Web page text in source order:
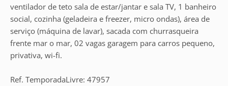
ventilador de teto sala de estar/jantar e sala TV, 1 banheiro
social, cozinha (geladeira e freezer, micro ondas), área de
serviço (máquina de lavar), sacada com churrasqueira
frente mar o mar, 02 vagas garagem para carros pequeno,
privativa, wi-fi.
Ref. TemporadaLivre: 47957